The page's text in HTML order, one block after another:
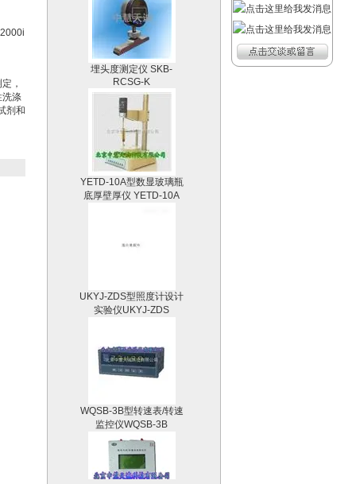
，
洗涤
剂和
埋头度测定仪 SKB-
RCSG-K
YETD-10A型数显玻璃瓶
底厚壁厚仪 YETD-10A
实验仪UKYJ-ZDS
监控仪WQSB-3B